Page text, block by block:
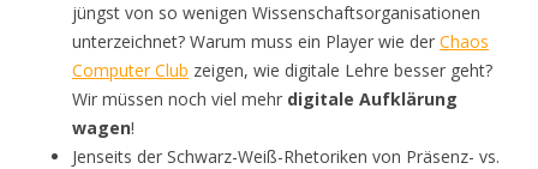
jüngst von so wenigen Wissenschaftsorganisationen
unterzeichnet? Warum muss ein Player wie der Chaos
Computer Club zeigen, wie digitale Lehre besser geht?
Wir müssen noch viel mehr digitale Aufklärung
wagen!
Jenseits der Schwarz-Weiß-Rhetoriken von Präsenz- vs.